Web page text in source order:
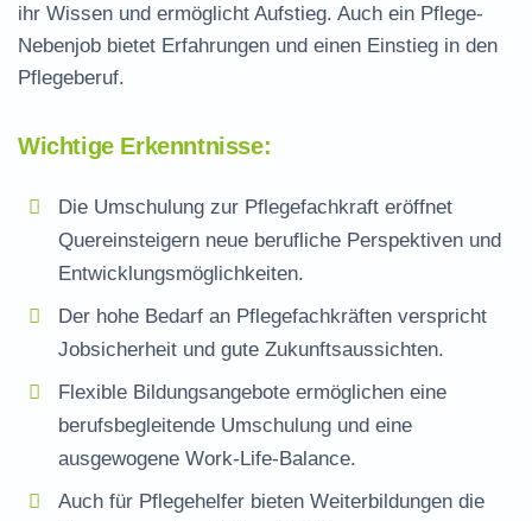
ihr Wissen und ermöglicht Aufstieg. Auch ein Pflege-
Nebenjob bietet Erfahrungen und einen Einstieg in den
Pflegeberuf.
Wichtige Erkenntnisse:
Die Umschulung zur Pflegefachkraft eröffnet
Quereinsteigern neue berufliche Perspektiven und
Entwicklungsmöglichkeiten.
Der hohe Bedarf an Pflegefachkräften verspricht
Jobsicherheit und gute Zukunftsaussichten.
Flexible Bildungsangebote ermöglichen eine
berufsbegleitende Umschulung und eine
ausgewogene Work-Life-Balance.
Auch für Pflegehelfer bieten Weiterbildungen die